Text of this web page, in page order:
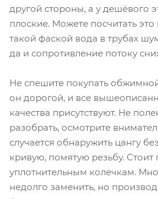
другой стороны, а у дешёвого
плоские. Можете посчитать
такой фаской вода в трубах
да и сопротивление потоку
Не спешите покупать
он дорогой, и все
качества присутствуют. Не
разобрать, осмотрите
случается обнаружить цангу
кривую, помятую резьбу. Стоит
уплотнительным колечкам.
недолго заменить, но